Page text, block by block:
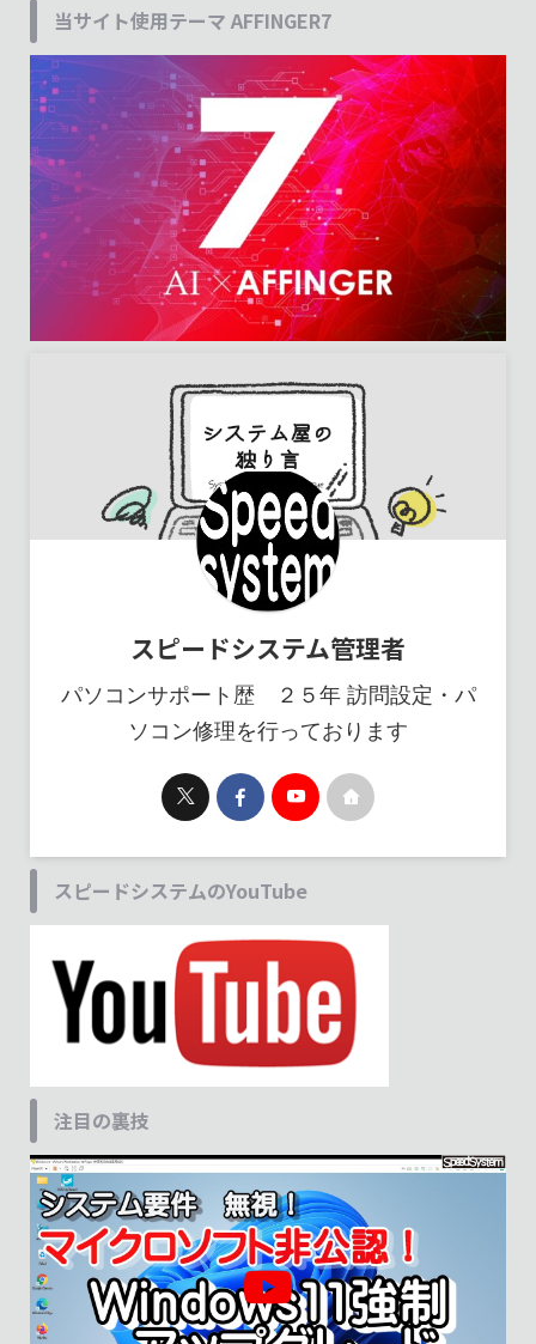
当サイト使用テーマ AFFINGER7
スピードシステム管理者
パソコンサポート歴 ２５年 訪問設定・パ
ソコン修理を行っております
スピードシステムのYouTube
注目の裏技